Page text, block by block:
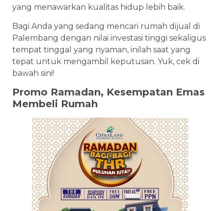
yang menawarkan kualitas hidup lebih baik.
Bagi Anda yang sedang mencari rumah dijual di
Palembang dengan nilai investasi tinggi sekaligus
tempat tinggal yang nyaman, inilah saat yang
tepat untuk mengambil keputusan. Yuk, cek di
bawah sini!
Promo Ramadan, Kesempatan Emas
Membeli Rumah